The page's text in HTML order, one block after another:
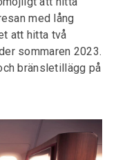
med lång
att hitta två
sommaren 2023.
bränsletillägg på